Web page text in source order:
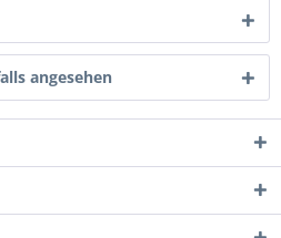
angesehen